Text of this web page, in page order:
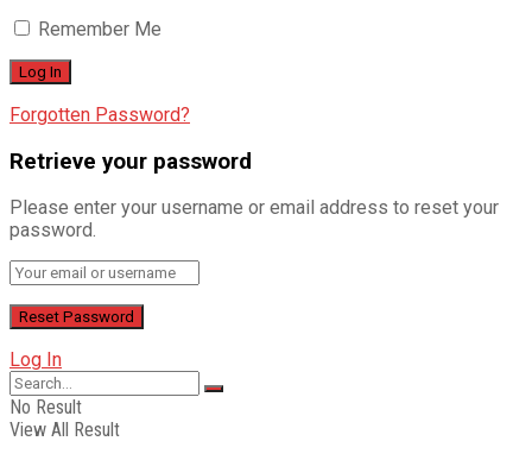
Remember Me
Forgotten Password?
Retrieve your password
Please enter your username or email address to reset your
password.
Log In
No Result
View All Result